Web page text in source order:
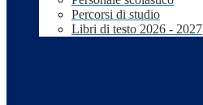
Percorsi di studio
Libri di testo 2026 - 2027